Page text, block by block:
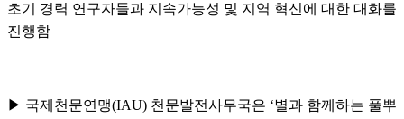
초기 경력 연구자들과 지속가능성 및 지역 혁신에 대한 대화를
진행함
▶ 국제천문연맹(IAU) 천문발전사무국은 ‘별과 함께하는 풀뿌